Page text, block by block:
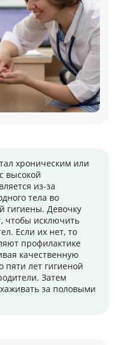
хроническим или
высокой
из-за
тела во
гигиены. Девочку
чтобы исключить
Если их нет, то
профилактике
качественную
пяти лет гигиеной
Затем
за половыми